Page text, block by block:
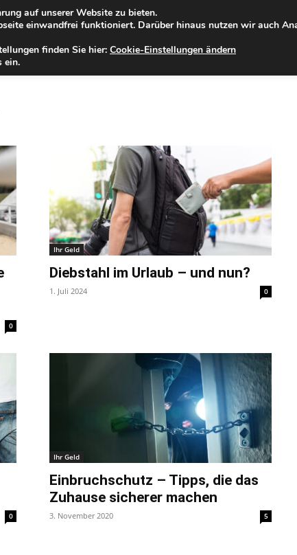
Donnerstag, 06.08.2026 Zur Internet-Filiale der Förde Sparkasse
IHRE REGION WERTPAPIERE FIRMENKUNDEN
0
Ihr Geld
Diebstahl im Urlaub – und nun?
1. Juli 2024 0
0
Ihr Geld
Einbruchschutz – Tipps, die das
Zuhause sicherer machen
3. November 2020 5
auf unserer Website zu bieten.
einwandfrei funktioniert. Darüber hinaus nutzen wir auch
finden Sie hier: Cookie-Einstellungen ändern
ein.